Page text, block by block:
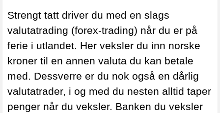
Strengt tatt driver du med en slags
valutatrading (forex-trading) når du er på
ferie i utlandet. Her veksler du inn norske
kroner til en annen valuta du kan betale
med. Dessverre er du nok også en dårlig
valutatrader, i og med du nesten alltid taper
penger når du veksler. Banken du veksler